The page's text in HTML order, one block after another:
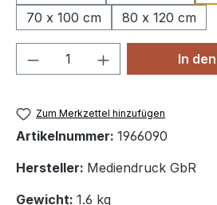
70 x 100 cm
80 x 120 cm
Produkt Anzahl: Gib
In
Zum Merkzettel hinzufügen
Artikelnummer: 1966090
Hersteller: Mediendruck GbR
Gewicht: 1.6 kg